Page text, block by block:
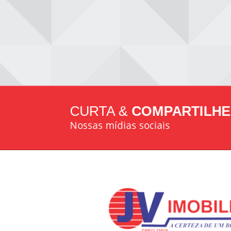
CURTA & COMPARTILHE
Nossas mídias sociais